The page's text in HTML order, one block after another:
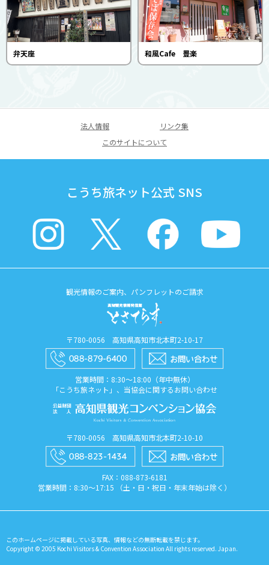
弁天座 和風Cafe 豊楽
法人情報
リンク集
このサイトについて
こうち旅ネット公式 SNS
観光情報のご案内、パンフレットのご請求
〒780-0056 高知県高知市北本町2-10-17
営業時間：8:30〜18:00（年中無休）
「こうち旅ネット」、当協会に関するお問い合わせ
〒780-0056 高知県高知市北本町2-10-10
FAX：088​-873​-6181
営業時間：8:30〜17:15 （土・日・祝日・年末年始は除く）
このホームページに掲載している写真、情報などの無断転載を禁じます。
Copyright © 2005 Kochi Visitors & Convention Association All rights reserved. Japan.